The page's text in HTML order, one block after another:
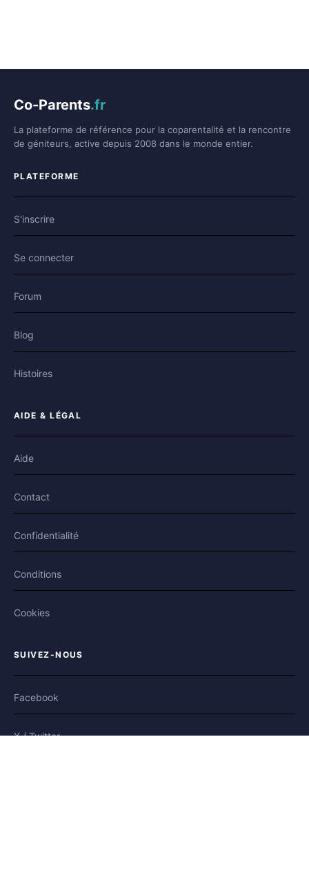
Co-Parents.fr
La plateforme de référence pour la coparentalité et la rencontre
de géniteurs, active depuis 2008 dans le monde entier.
PLATEFORME
S'inscrire
Se connecter
Forum
Blog
Histoires
AIDE & LÉGAL
Aide
Contact
Confidentialité
Conditions
Cookies
SUIVEZ-NOUS
Facebook
X / Twitter